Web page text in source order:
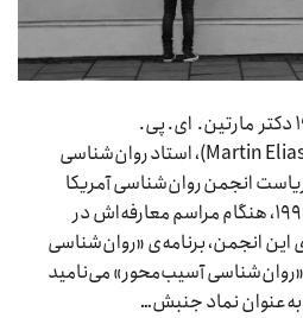
بهداشت معنوی؛ در سال ۱۹۸۸ دکتر مارتین. ای‌. پی.
سلیگمن (Martin Elias Peter Seligman)، استاد روان‌شناسی
انجمن روان‌شناسی آمریکا
انتخاب شد. او در ۲۱ آگوست ۱۹۹۹، هنگام مراسم معارفه‌اش در
انجمن، برنامه‌ی «روان‌شناسی
«روان‌شناسی آسیب‌محور» می‌نامید
به‌عنوان نماد جنبش…